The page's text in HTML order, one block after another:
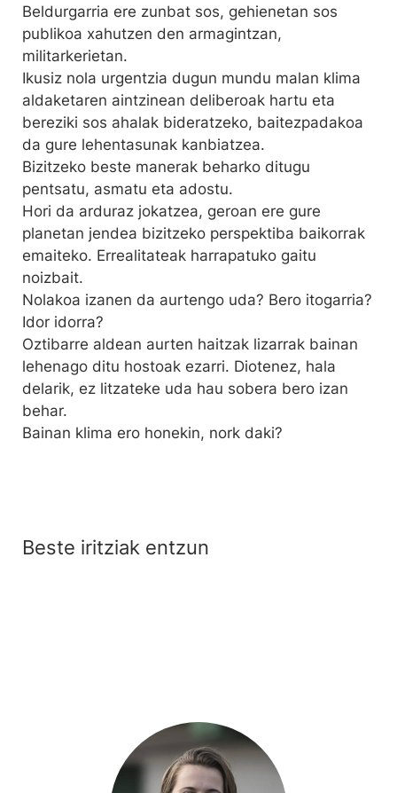
Beldurgarria ere zunbat sos, gehienetan sos
publikoa xahutzen den armagintzan,
militarkerietan.
Ikusiz nola urgentzia dugun mundu malan klima
aldaketaren aintzinean deliberoak hartu eta
bereziki sos ahalak bideratzeko, baitezpadakoa
da gure lehentasunak kanbiatzea.
Bizitzeko beste manerak beharko ditugu
pentsatu, asmatu eta adostu.
Hori da arduraz jokatzea, geroan ere gure
planetan jendea bizitzeko perspektiba baikorrak
emaiteko. Errealitateak harrapatuko gaitu
noizbait.
Nolakoa izanen da aurtengo uda? Bero itogarria?
Idor idorra?
Oztibarre aldean aurten haitzak lizarrak bainan
lehenago ditu hostoak ezarri. Diotenez, hala
delarik, ez litzateke uda hau sobera bero izan
behar.
Bainan klima ero honekin, nork daki?
Beste iritziak entzun